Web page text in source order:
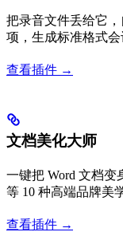
把录音文件丢给它
项，生成标准格式会
查看插件 →
文档美化大师
一键把 Word 文档
等 10 种高端品牌美
查看插件 →